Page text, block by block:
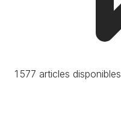
1 577 articles disponibles